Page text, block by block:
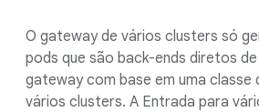
O gateway de vários clusters só
pods que são back-ends diretos
gateway com base em uma classe
vários clusters. A Entrada para